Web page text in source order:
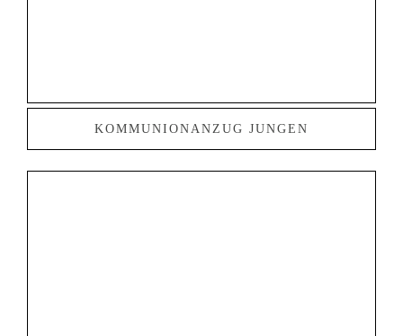
KOMMUNIONANZUG JUNGEN